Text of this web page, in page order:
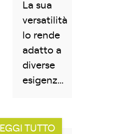
La sua
versatilità
lo rende
adatto a
diverse
esigenz...
TUTTO